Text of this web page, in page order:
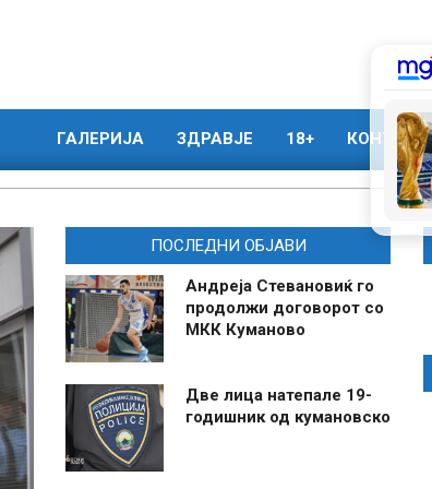
ГАЛЕРИЈА ЗДРАВЈЕ 18+ КОНТАКТ
ПОСЛЕДНИ ОБЈАВИ
Андреја Стевановиќ го
продолжи договорот со
МКК Куманово
Две лица натепале 19-
годишник од кумановско